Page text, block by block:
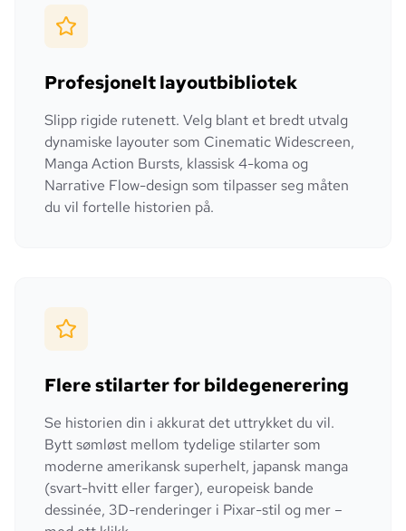
Profesjonelt layoutbibliotek
Slipp rigide rutenett. Velg blant et bredt utvalg
dynamiske layouter som Cinematic Widescreen,
Manga Action Bursts, klassisk 4-koma og
Narrative Flow-design som tilpasser seg måten
du vil fortelle historien på.
Flere stilarter for bildegenerering
Se historien din i akkurat det uttrykket du vil.
Bytt sømløst mellom tydelige stilarter som
moderne amerikansk superhelt, japansk manga
(svart-hvitt eller farger), europeisk bande
dessinée, 3D-renderinger i Pixar-stil og mer –